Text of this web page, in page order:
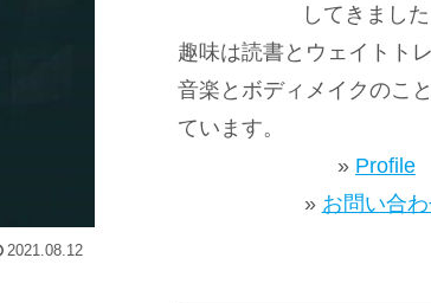
2021.08.12
してきました
趣味は読書とウェイトト
音楽とボディメイクのこ
ています。
» Profile
» お問い合